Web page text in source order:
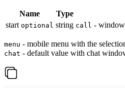
Name Type
start optional string call -
menu - mobile menu with the
chat - default value with chat